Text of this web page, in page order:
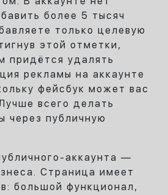
более 5 тысяч
только целевую
этой отметки,
придётся удалять
рекламы на аккаунте
фейсбук может вас
всего делать
через публичную
аккаунта —
Страница имеет
большой функционал,